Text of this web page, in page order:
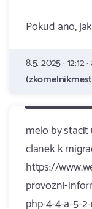
Pokud ano,
8.5. 2025 · 12:12
melo by
clanek k
https://
provozni-
php-4-4-a-5-